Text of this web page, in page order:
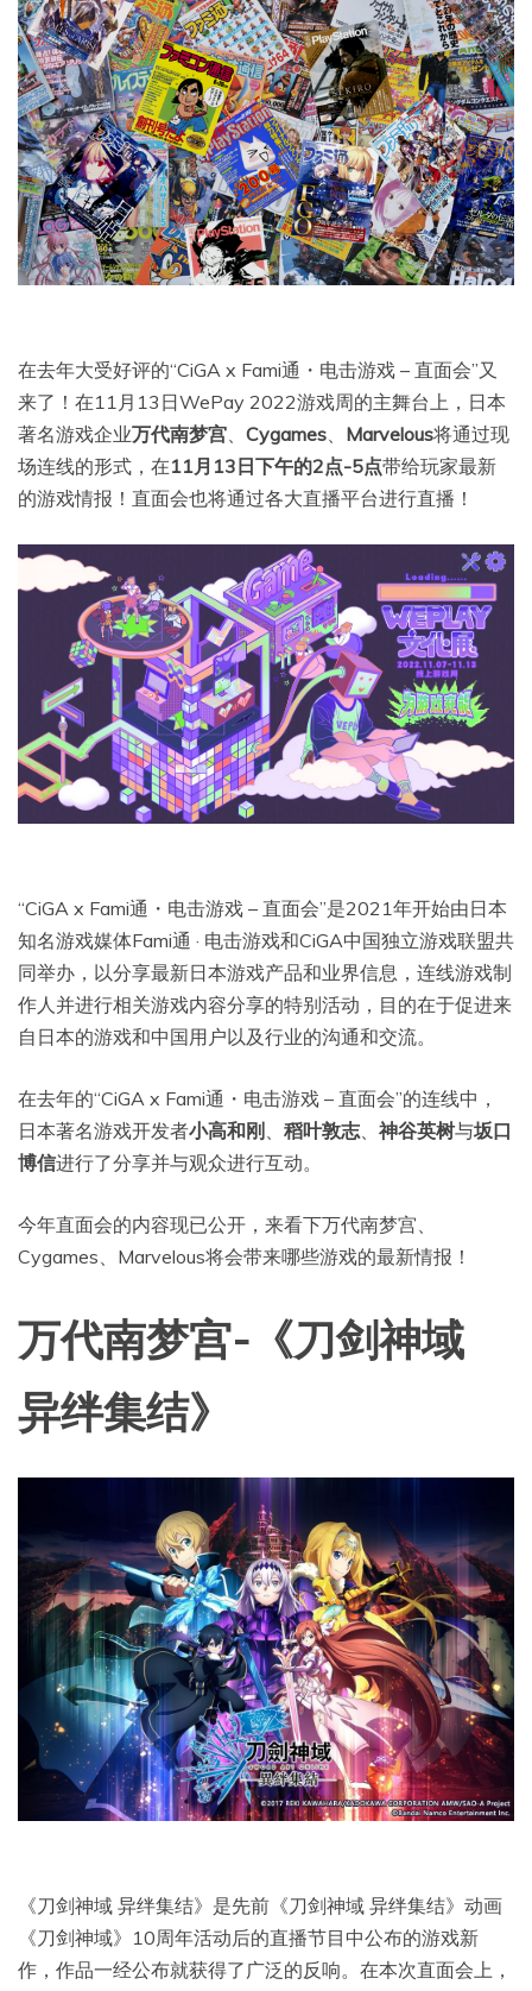
在去年大受好评的“CiGA x Fami通・电击游戏 – 直面会”又
来了！在11月13日WePay 2022游戏周的主舞台上，日本
著名游戏企业万代南梦宫 Cygames Marvelous将通过现
场连线的形式，在11月13日下午的2点-5点带给玩家最新
的游戏情报！直面会也将通过各大直播平台进行直播！
“CiGA x Fami通・电击游戏 – 直面会”是2021年开始由日本
知名游戏媒体Fami通 · 电击游戏和CiGA中国独立游戏联盟共
同举办，以分享最新日本游戏产品和业界信息，连线游戏制
作人并进行相关游戏内容分享的特别活动，目的在于促进来
自日本的游戏和中国用户以及行业的沟通和交流。
在去年的“CiGA x Fami通・电击游戏 – 直面会”的连线中，
日本著名游戏开发者小高和刚 稻叶敦志 神谷英树与坂口
博信进行了分享并与观众进行互动。
今年直面会的内容现已公开，来看下万代南梦宫、
Cygames、Marvelous将会带来哪些游戏的最新情报！
万代南梦宫-《刀剑神域
异绊集结》
《刀剑神域 异绊集结》是先前《刀剑神域 异绊集结》动画
《刀剑神域》10周年活动后的直播节目中公布的游戏新
作，作品一经公布就获得了广泛的反响。在本次直面会上，